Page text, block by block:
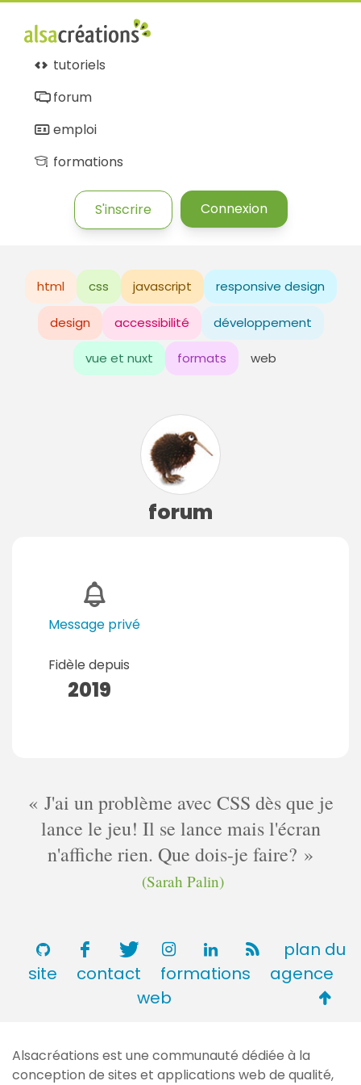
tutoriels
forum
emploi
formations
S'inscrire Connexion
html css javascript responsive design
design accessibilité développement
vue et nuxt formats web
forum
Message privé
Fidèle depuis
2019
J'ai un problème avec CSS dès que je
lance le jeu! Il se lance mais l'écran
n'affiche rien. Que dois-je faire?
(Sarah Palin)
plan du
site
contact formations
agence
web
de
Alsacréations est une communauté dédiée à la
conception de sites et applications web de qualité,